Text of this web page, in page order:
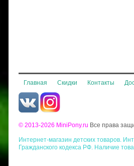
Главная Скидки Контакты
© 2013-2026 MiniPony.ru Все права
Интернет-магазин детских товаров.
Гражданского кодекса РФ. Наличие